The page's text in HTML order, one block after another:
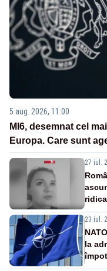
5 aug. 2026, 11:00
MI6, desemnat cel
Europa. Care sunt
27 iul.
23 iul.
la